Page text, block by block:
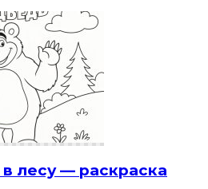
лесу — раскраска